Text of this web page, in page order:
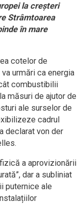
la creșteri
Strâmtoarea
în mare
cotelor de
urmări ca energia
combustibilii
măsuri de ajutor de
ale surselor de
cadrul
declarat von der
a aprovizionării
dar a subliniat
puternice ale